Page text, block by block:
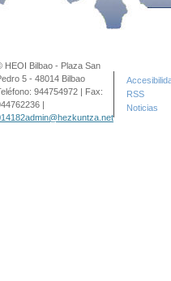
HEOI Bilbao - Plaza San
5 - 48014 Bilbao
944754972 | Fax:
|
RSS
Noticias